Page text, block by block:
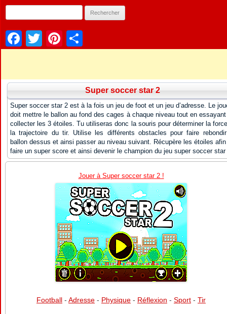
Facebook
TwitterPinterest
Super soccer star 2
Super soccer star 2 est à la fois un jeu de foot et un jeu d’adresse. Le
doit mettre le ballon au fond des cages à chaque niveau tout en
collecter les 3 étoiles. Tu utiliseras donc la souris pour déterminer la
la trajectoire du tir. Utilise les différents obstacles pour faire
ballon dessus et ainsi passer au niveau suivant. Récupère les étoiles
faire un super score et ainsi devenir le champion du jeu super soccer star
Jouer à Super soccer star 2 !
Football - Adresse - Physique - Réflexion - Sport - Tir